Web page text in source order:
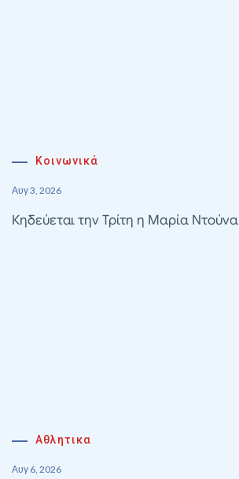
Κοινωνικά
Αυγ 3, 2026
Κηδεύεται την Τρίτη η Μαρία Ντούνα
Αθλητικα
Αυγ 6, 2026